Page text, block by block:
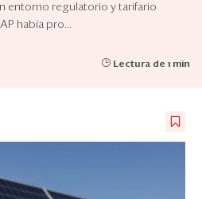
entorno regulatorio y tarifario
había pro...
Lectura de 1 min